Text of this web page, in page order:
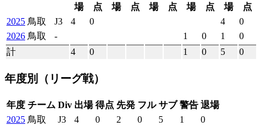
場
点
場
点
場
点
場
点
場
点
2025 鳥取 J3 4 0 4
0
2026 鳥取 - 1 0 1
0
計
4 0 1 0 5 0
年度別 （リーグ戦）
年度 チーム Div 出場 得点 先発 フル サブ 警告 退場
2025 鳥取 J3 4 0 2 0 5 1
0